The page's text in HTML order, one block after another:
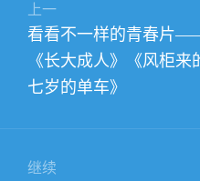
上一
上
篇
文
看看不一样的青春片
《长大成人》《风柜
七岁的单车》
继续